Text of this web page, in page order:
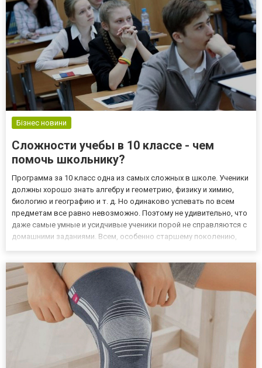
Бізнес новини
Сложности учебы в 10 классе - чем
помочь школьнику?
Программа за 10 класс одна из самых сложных в школе. Ученики
должны хорошо знать алгебру и геометрию, физику и химию,
биологию и географию и т. д. Но одинаково успевать по всем
предметам все равно невозможно. Поэтому не удивительно, что
даже самые умные и усидчивые ученики порой не справляются с
домашними заданиями. Всем, особенно старшему поколению,